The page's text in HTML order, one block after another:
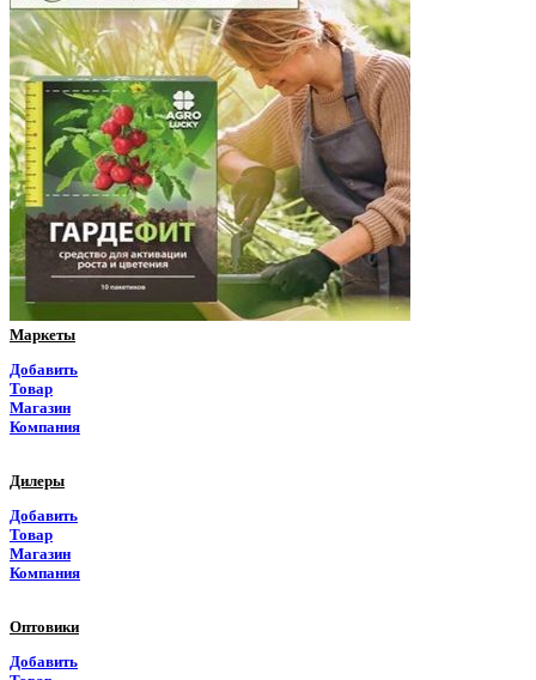
Оренбургская область
Орловская область
Пензенская область
Пермский край
Приморский край
Псковская область
Ростовская область
Маркеты
Добавить
Товар
Магазин
Компания
Дилеры
Добавить
Товар
Магазин
Компания
Оптовики
Добавить